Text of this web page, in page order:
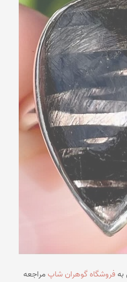
بهفروشگاه گوهران شاپمراجعه